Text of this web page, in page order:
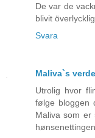
De var de
blivit
Svara
Maliva`s
Utrolig hvor
følge bloggen
Maliva som